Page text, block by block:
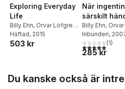
Exploring Everyday
Life
Billy Ehn, Orvar Löfgren ,
Richard Wilk
Häftad, 2015
503 kr
När
särskilt
nya
Billy Ehn,
Inbunden,
5,0utav 5(1)
285 kr
Du kanske också är